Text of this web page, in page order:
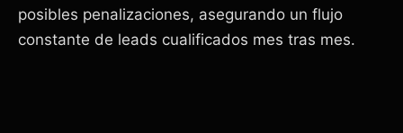
posibles penalizaciones, asegurando un flujo
constante de leads cualificados mes tras mes.